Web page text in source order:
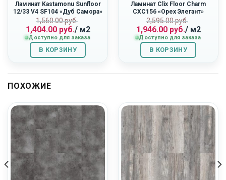
Ламинат Kastamonu Sunfloor
12/33 V4 SF104 «Дуб Самора»
1,560.00руб.
Первоначальная
цена
составляла
1,560.00
руб..
1,404.00руб.
Текущая
цена:
1,404.00
руб..
/ м2
Доступно для заказа
В КОРЗИНУ
Ламинат Clix Floor Charm
CXC156 «Орех Элегант»
2,595.00руб.
цена
составляла
2,595.00
руб..
1,946.00руб.
Текущая
цена:
1,946.00
руб..
/ м2
Доступно для заказа
В КОРЗИНУ
ПОХОЖИЕ